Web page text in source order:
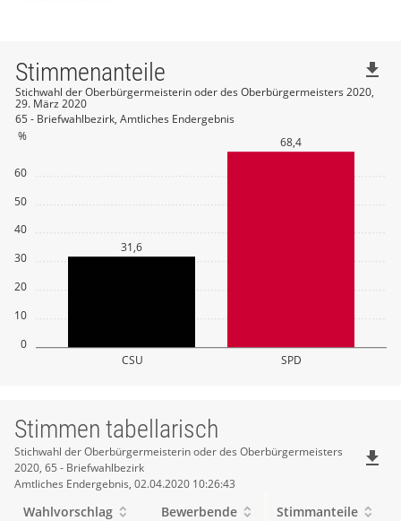
0
10
20
30
40
50
60
%
CSU SPD
31,6
68,4
Stimmenanteile
Stichwahl der Oberbürgermeisterin oder des Oberbürgermeisters 2020,
29. März 2020
65 - Briefwahlbezirk, Amtliches Endergebnis
file_download
Stimmen tabellarisch
Stimmen
tabellarisch
Stichwahl der Oberbürgermeisterin oder des Oberbürgermeisters
2020, 65 - Briefwahlbezirk
Amtliches Endergebnis, 02.04.2020 10:26:43
file_download
Wahlvorschlag Bewerbende
Stimmanteile